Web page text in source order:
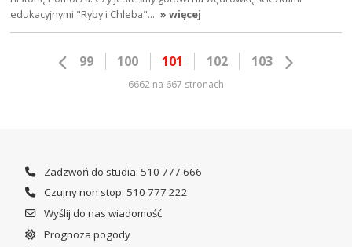
edukacyjnymi "Ryby i Chleba"… » więcej
99 100 101 102 103
6662 na 667 stronach
Zadzwoń do studia: 510 777 666
Czujny non stop: 510 777 222
Wyślij do nas wiadomość
Prognoza pogody